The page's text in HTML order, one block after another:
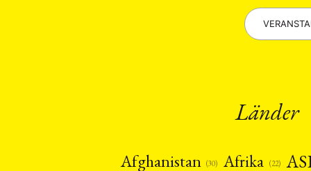
Länder
Afghanistan (30) Afrika (22)